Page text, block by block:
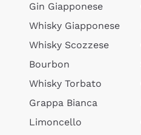
Gin Giapponese
Whisky Giapponese
Whisky Scozzese
Bourbon
Whisky Torbato
Grappa Bianca
Limoncello